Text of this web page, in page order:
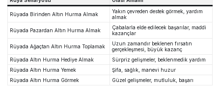
Rüyada Birinden Altın Hurma Almak
Yakın çevreden destek görmek, yardım
almak
Rüyada Pazardan Altın Hurma Almak
Çabalarla elde edilecek başarılar, maddi
kazançlar
Rüyada Ağaçtan Altın Hurma Toplamak
Uzun zamandır beklenen fırsatın
gerçekleşmesi, büyük kazanç
Rüyada Altın Hurma Hediye Almak
Sürpriz gelişmeler, beklenmedik yardım
Rüyada Altın Hurma Yemek
Şifa, sağlık, manevi huzur
Rüyada Altın Hurma Görmek
Güzel gelişmeler, mutluluk, başarı